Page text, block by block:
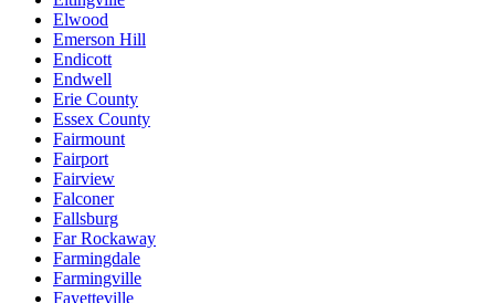
Elwood
Emerson Hill
Endicott
Endwell
Erie County
Essex County
Fairmount
Fairport
Fairview
Falconer
Fallsburg
Far Rockaway
Farmingdale
Farmingville
Fayetteville